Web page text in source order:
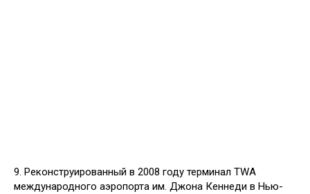
9. Реконструированный в 2008 году терминал TWA
международного аэропорта им. Джона Кеннеди в Нью-